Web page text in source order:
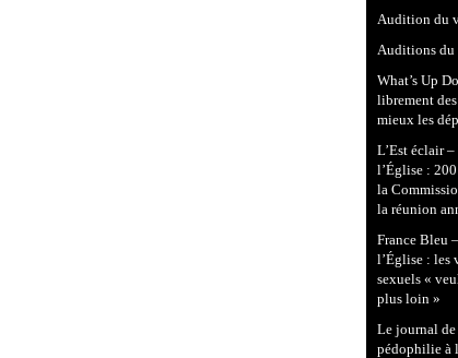
Audition du
Auditions du
What’s Up
librement
mieux les
L’Est éclair
l’Église :
la
la réunion
France Bleu
l’Église : les
sexuels «
plus loin »
Le journal de
pédophilie à